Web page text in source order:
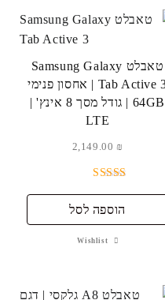
טאבלט Samsung Galaxy
Tab Active 3 | אחסון פנימי
64GB | גודל מסך 8 אינץ' |
LTE
₪
5.00
מתוך 5
הוספה לסל
Wishlist